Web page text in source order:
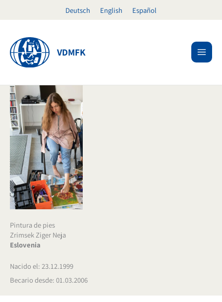
Deutsch English Español
VDMFK
Pintura de pies
Zrimsek Ziger Neja
Eslovenia
Nacido el: 23.12.1999
Becario desde: 01.03.2006